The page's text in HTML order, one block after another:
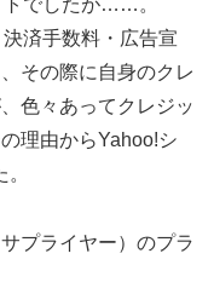
トでしたが……。
済手数料・広告宣
その際に自身のクレ
色々あってクレジッ
理由からYahoo!シ
プライヤー）のプラ